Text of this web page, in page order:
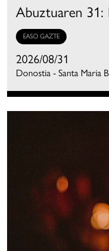
Abuztuaren 31:
EASO GAZTE
2026/08/31
Donostia - Santa Maria